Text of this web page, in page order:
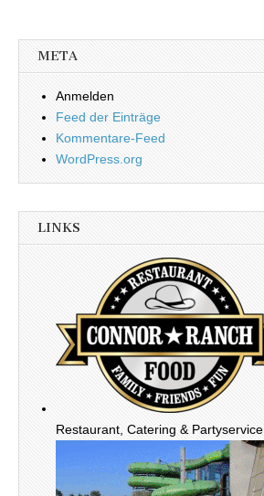
META
Anmelden
Feed der Einträge
Kommentare-Feed
WordPress.org
LINKS
Restaurant, Catering & Partyservice